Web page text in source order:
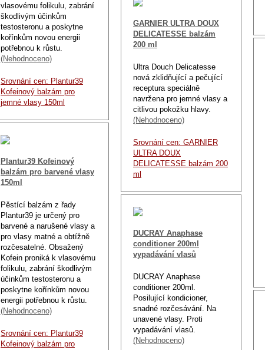
vlasovému folikulu, zabrání
škodlivým účinkům
testosteronu a poskytne
kořínkům novou energii
potřebnou k růstu.
(Nehodnoceno)
Srovnání cen: Plantur39
Kofeinový balzám pro
jemné vlasy 150ml
GARNIER ULTRA DOUX
DELICATESSE balzám
200 ml
Ultra Douch Delicatesse
nová zklidňující a pečující
receptura speciálně
navržena pro jemné vlasy a
citlivou pokožku hlavy.
(Nehodnoceno)
Srovnání cen: GARNIER
ULTRA DOUX
DELICATESSE balzám 200
ml
Plantur39 Kofeinový
balzám pro barvené vlasy
150ml
Pěstící balzám z řady
Plantur39 je určený pro
barvené a narušené vlasy a
pro vlasy matné a obtížně
rozčesatelné. Obsažený
Kofein proniká k vlasovému
folikulu, zabrání škodlivým
účinkům testosteronu a
poskytne kořínkům novou
energii potřebnou k růstu.
(Nehodnoceno)
Srovnání cen: Plantur39
Kofeinový balzám pro
DUCRAY Anaphase
conditioner 200ml
vypadávání vlasů
DUCRAY Anaphase
conditioner 200ml.
Posilující kondicioner,
snadné rozčesávání. Na
unavené vlasy. Proti
vypadávání vlasů.
(Nehodnoceno)